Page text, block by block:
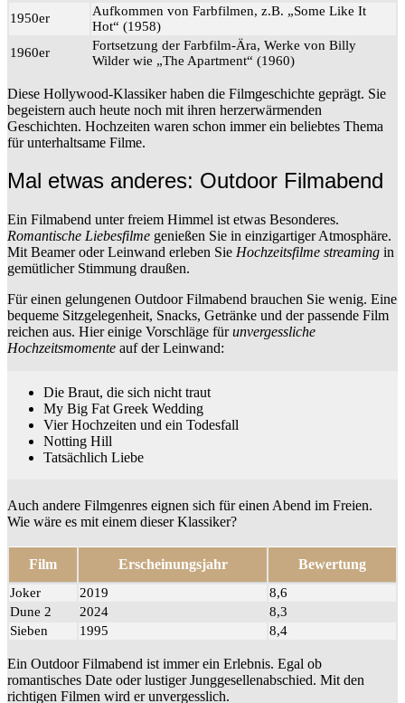
1950er
Aufkommen von Farbfilmen, z.B. „Some Like It
Hot“ (1958)
1960er
Fortsetzung der Farbfilm-Ära, Werke von Billy
Wilder wie „The Apartment“ (1960)
Diese Hollywood-Klassiker haben die Filmgeschichte geprägt. Sie
begeistern auch heute noch mit ihren herzerwärmenden
Geschichten. Hochzeiten waren schon immer ein beliebtes Thema
für unterhaltsame Filme.
Mal etwas anderes: Outdoor Filmabend
Ein Filmabend unter freiem Himmel ist etwas Besonderes.
Romantische Liebesfilme genießen Sie in einzigartiger Atmosphäre.
Mit Beamer oder Leinwand erleben Sie Hochzeitsfilme streaming in
gemütlicher Stimmung draußen.
Für einen gelungenen Outdoor Filmabend brauchen Sie wenig. Eine
bequeme Sitzgelegenheit, Snacks, Getränke und der passende Film
reichen aus. Hier einige Vorschläge fürunvergessliche
Hochzeitsmomente auf der Leinwand:
Die Braut, die sich nicht traut
My Big Fat Greek Wedding
Vier Hochzeiten und ein Todesfall
Notting Hill
Tatsächlich Liebe
Auch andere Filmgenres eignen sich für einen Abend im Freien.
Wie wäre es mit einem dieser Klassiker?
Film Erscheinungsjahr Bewertung
Joker 2019
8,6
Dune 2
2024
8,3
Sieben
1995 8,4
Ein Outdoor Filmabend ist immer ein Erlebnis. Egal ob
romantisches Date oder lustiger Junggesellenabschied. Mit den
richtigen Filmen wird er unvergesslich.